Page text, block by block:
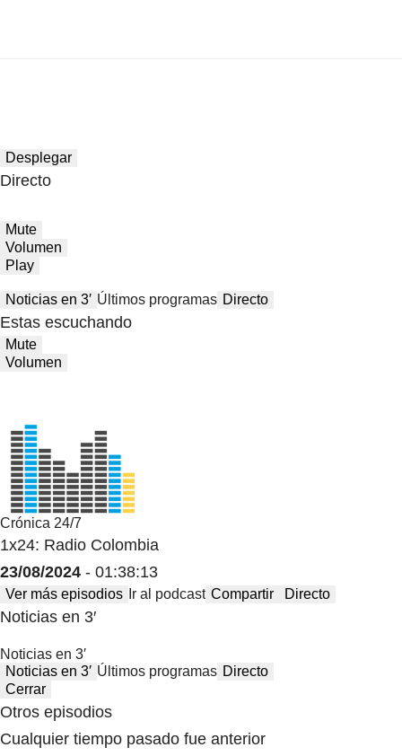
Desplegar
Directo
Mute
Volumen
Play
Noticias en 3′ Últimos programas Directo
Estas escuchando
Mute
Volumen
Crónica 24/7
1x24: Radio Colombia
23/08/2024 - 01:38:13
Ver más episodios Ir al podcast Compartir Directo
Noticias en 3′
Noticias en 3′
Noticias en 3′ Últimos programas Directo
Cerrar
Otros episodios
Cualquier tiempo pasado fue anterior